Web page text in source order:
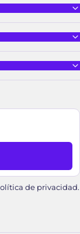
de privacidad.